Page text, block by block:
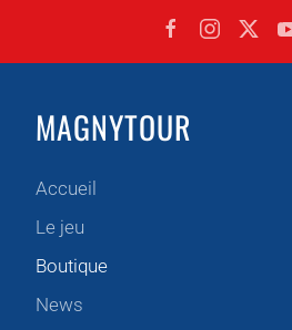
MAGNYTOUR
Accueil
Le jeu
Boutique
News